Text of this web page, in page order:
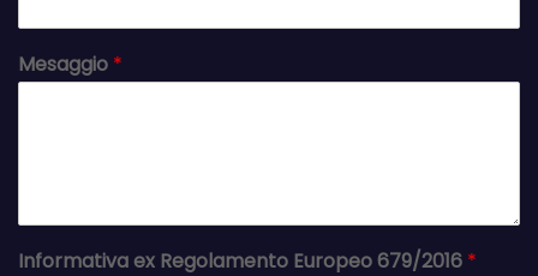
Mesaggio *
Informativa ex Regolamento Europeo 679/2016 *